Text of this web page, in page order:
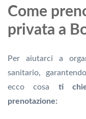
Come
privata a
Per aiutarci a
sanitario,
ecco cosa ti
prenotazione: